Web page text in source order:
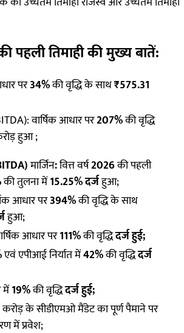
पहली तिमाही की मुख्य बातें:
पर34%की वृद्धि के साथ₹575.31
वार्षिक आधार पर207%की वृद्धि
हुआ ;
मार्जिन:वित्त वर्ष2026की पहली
की तुलना में15.25% दर्जहुआ;
आधार पर394%की वृद्धि के साथ
हुआ;
आधार पर111%की वृद्धिदर्ज हुई;
एवं एपीआई निर्यात में42%की वृद्धिदर्ज
में19%की वृद्धिदर्ज हुई;
करोड़ के सीडीएमओ मैंडेट का पूर्ण पैमाने पर
में प्रवेश;